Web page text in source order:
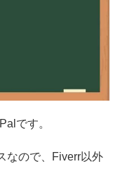
です。
なので、Fiverr以外